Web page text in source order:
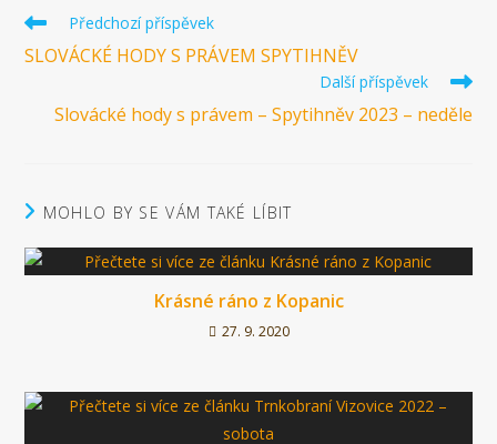
Číst
článků
Předchozí příspěvek
SLOVÁCKÉ HODY S PRÁVEM SPYTIHNĚV
Další příspěvek
Slovácké hody s právem – Spytihněv 2023 – neděle
MOHLO BY SE VÁM TAKÉ LÍBIT
Krásné ráno z Kopanic
27. 9. 2020